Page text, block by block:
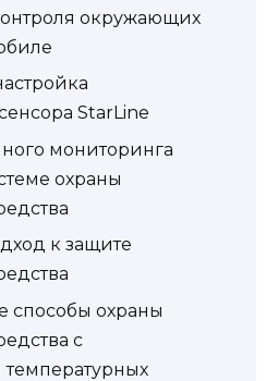
окружающих
StarLine
мониторинга
охраны
к защите
способы охраны
с